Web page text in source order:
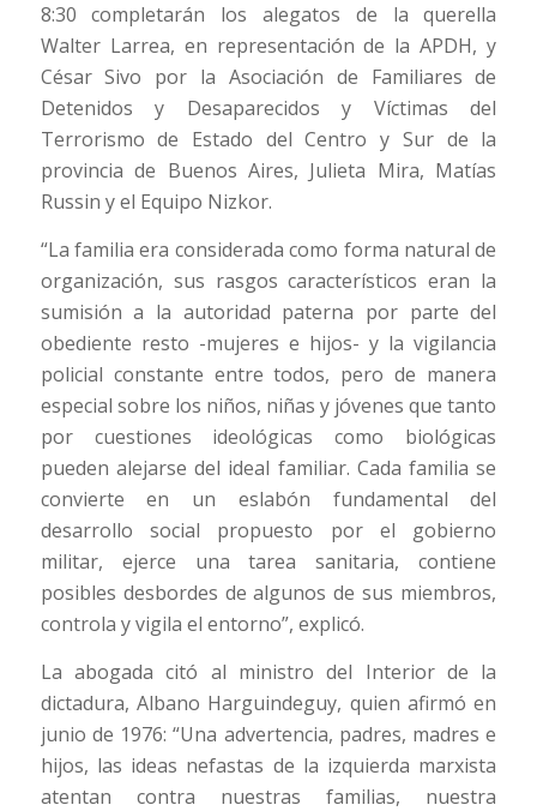
8:30 completarán los alegatos de la querella
Walter Larrea, en representación de la APDH, y
César Sivo por la Asociación de Familiares de
Detenidos y Desaparecidos y Víctimas del
Terrorismo de Estado del Centro y Sur de la
provincia de Buenos Aires, Julieta Mira, Matías
Russin y el Equipo Nizkor.
“La familia era considerada como forma natural de
organización, sus rasgos característicos eran la
sumisión a la autoridad paterna por parte del
obediente resto -mujeres e hijos- y la vigilancia
policial constante entre todos, pero de manera
especial sobre los niños, niñas y jóvenes que tanto
por cuestiones ideológicas como biológicas
pueden alejarse del ideal familiar. Cada familia se
convierte en un eslabón fundamental del
desarrollo social propuesto por el gobierno
militar, ejerce una tarea sanitaria, contiene
posibles desbordes de algunos de sus miembros,
controla y vigila el entorno”, explicó.
La abogada citó al ministro del Interior de la
dictadura, Albano Harguindeguy, quien afirmó en
junio de 1976: “Una advertencia, padres, madres e
hijos, las ideas nefastas de la izquierda marxista
atentan contra nuestras familias, nuestra